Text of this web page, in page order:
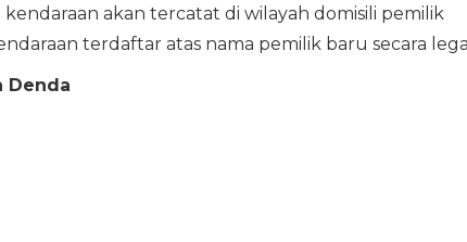
akan tercatat di wilayah domisili pemilik
terdaftar atas nama pemilik baru secara
Denda